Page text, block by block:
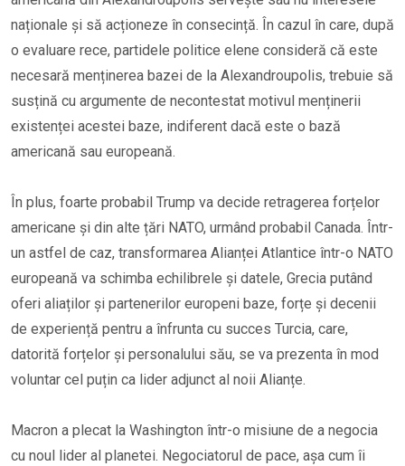
naționale și să acționeze în consecință. În cazul în care, după
o evaluare rece, partidele politice elene consideră că este
necesară menținerea bazei de la Alexandroupolis, trebuie să
susțină cu argumente de necontestat motivul menținerii
existenței acestei baze, indiferent dacă este o bază
americană sau europeană.
În plus, foarte probabil Trump va decide retragerea forțelor
americane și din alte țări NATO, urmând probabil Canada. Într-
un astfel de caz, transformarea Alianței Atlantice într-o NATO
europeană va schimba echilibrele și datele, Grecia putând
oferi aliaților și partenerilor europeni baze, forțe și decenii
de experiență pentru a înfrunta cu succes Turcia, care,
datorită forțelor și personalului său, se va prezenta în mod
voluntar cel puțin ca lider adjunct al noii Alianțe.
Macron a plecat la Washington într-o misiune de a negocia
cu noul lider al planetei. Negociatorul de pace, așa cum îi